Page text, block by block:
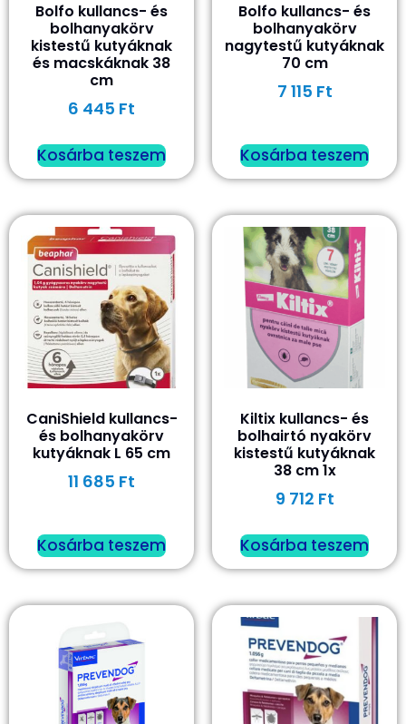
Bolfo kullancs- és
bolhanyakörv
kistestű kutyáknak
és macskáknak 38
cm
6 445 Ft
Kosárba teszem
Bolfo kullancs- és
bolhanyakörv
nagytestű kutyáknak
70 cm
7 115 Ft
Kosárba teszem
CaniShield kullancs-
és bolhanyakörv
kutyáknak L 65 cm
11 685 Ft
Kosárba teszem
Kiltix kullancs- és
bolhairtó nyakörv
kistestű kutyáknak
38 cm 1x
9 712 Ft
Kosárba teszem